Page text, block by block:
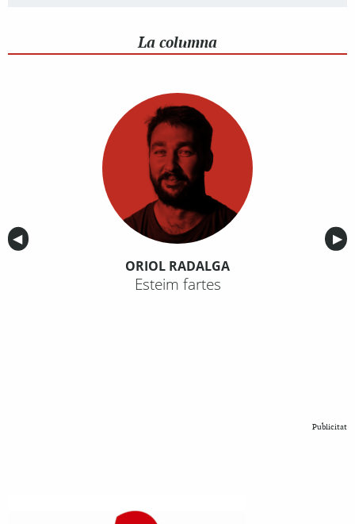
La columna
Anterior
◀︎ ▶︎
ORIOL RADALGA
Esteim fartes
Publicitat